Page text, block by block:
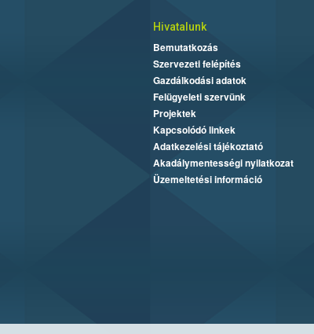
Hivatalunk
Bemutatkozás
Szervezeti felépítés
Gazdálkodási adatok
Felügyeleti szervünk
Projektek
Kapcsolódó linkek
Adatkezelési tájékoztató
Akadálymentességi nyilatkozat
Üzemeltetési információ